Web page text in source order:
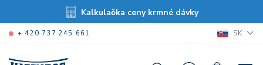
Kalkulačka ceny krmné dávky
+ 420 737 245 661 SK